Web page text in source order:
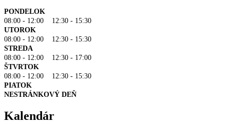
PONDELOK
08:00 - 12:00 12:30 - 15:30
UTOROK
08:00 - 12:00 12:30 - 15:30
STREDA
08:00 - 12:00 12:30 - 17:00
ŠTVRTOK
08:00 - 12:00 12:30 - 15:30
PIATOK
NESTRÁNKOVÝ DEŇ
Kalendár